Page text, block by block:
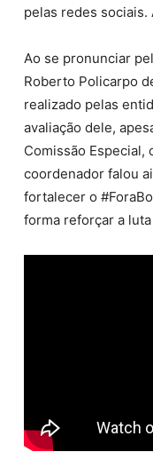
pelas redes sociais.
Ao se pronunciar
Roberto Policarpo
realizado pelas
avaliação dele,
Comissão Especial,
coordenador falou
fortalecer o
forma reforçar a